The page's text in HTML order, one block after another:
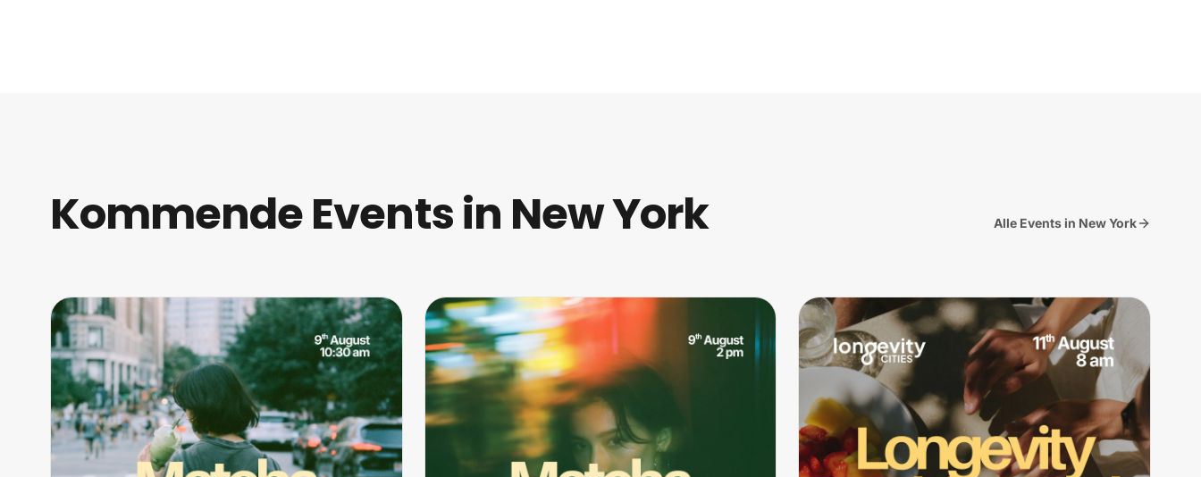
Kommende Events in New York Alle Events in New York